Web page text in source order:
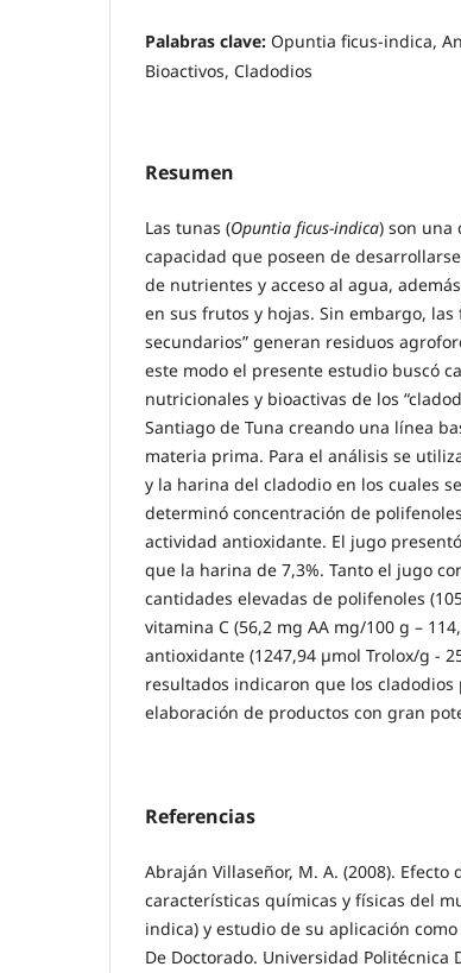
Palabras clave: Opuntia ficus-indica,
Bioactivos, Cladodios
Resumen
Las tunas (Opuntia ficus-indica) son una
capacidad que poseen de
de nutrientes y acceso al agua,
en sus frutos y hojas. Sin embargo, las
secundarios” generan residuos
este modo el presente estudio buscó
nutricionales y bioactivas de los
Santiago de Tuna creando una línea
materia prima. Para el análisis se
y la harina del cladodio en los cuales
determinó concentración de
actividad antioxidante. El jugo
que la harina de 7,3%. Tanto el jugo
cantidades elevadas de polifenoles
vitamina C (56,2 mg AA mg/100 g –
antioxidante (1247,94 µmol Trolox/g -
resultados indicaron que los
elaboración de productos con gran
Referencias
Abraján Villaseñor, M. A. (2008).
características químicas y físicas del
indica) y estudio de su aplicación
De Doctorado. Universidad Politécnica